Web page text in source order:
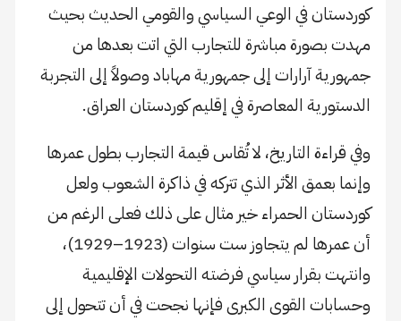
كوردستان في الوعي السياسي والقومي الحديث بحيث
مهدت بصورة مباشرة للتجارب التي اتت بعدها من
جمهورية آرارات إلى جمهورية مهاباد وصولاً إلى التجربة
الدستورية المعاصرة في إقليم كوردستان العراق.
وفي قراءة التاريخ، لا تُقاس قيمة التجارب بطول عمرها
وإنما بعمق الأثر الذي تتركه في ذاكرة الشعوب ولعل
كوردستان الحمراء خير مثال على ذلك فعلى الرغم من
أن عمرها لم يتجاوز ست سنوات (1923–1929)،
وانتهت بقرار سياسي فرضته التحولات الإقليمية
وحسابات القوى الكبرى فإنها نجحت في أن تتحول إلى